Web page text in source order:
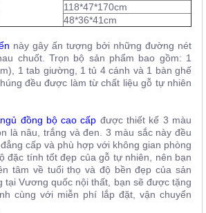
118*47*170cm
48*36*41cm
này gây ấn tượng bởi những đường nét
chuốt. Trọn bộ sản phẩm bao gồm: 1
1 tab giường, 1 tủ 4 cánh và 1 bàn ghế
đều được làm từ chất liệu gỗ tự nhiên
đồng bộ cao cấp được thiết kế 3 màu
là nâu, trắng và đen. 3 màu sắc này đều
cấp và phù hợp với không gian phòng
đặc tính tốt đẹp của gỗ tự nhiên, nên bạn
tâm về tuổi thọ và độ bền đẹp của sản
tại Vương quốc nội thất, bạn sẽ được tặng
cùng với miễn phí lắp đặt, vận chuyển